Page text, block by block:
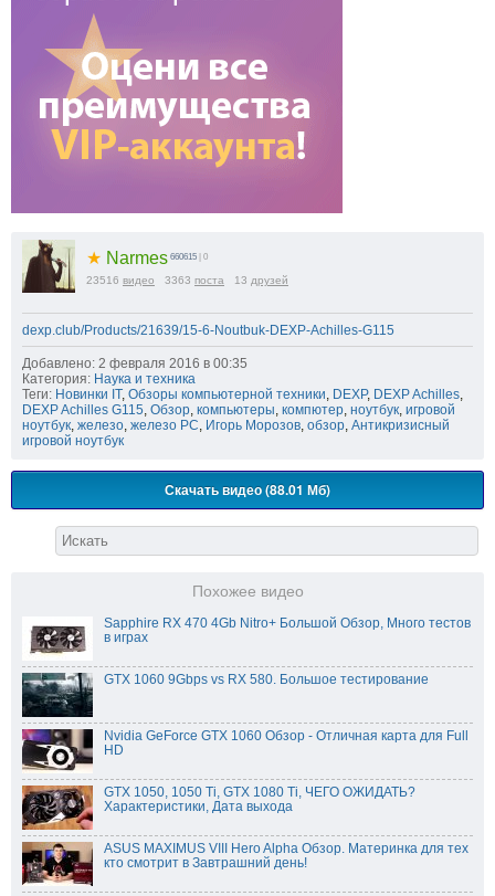
★ Narmes 660615 | 0
23516 видео 3363 поста 13 друзей
dexp.club/Products/21639/15-6-Noutbuk-DEXP-Achilles-G115
Добавлено: 2 февраля 2016 в 00:35
Категория: Наука и техника
Теги: Новинки IT, Обзоры компьютерной техники, DEXP, DEXP Achilles,
DEXP Achilles G115, Обзор, компьютеры, компютер, ноутбук, игровой
ноутбук, железо, железо PC, Игорь Морозов, обзор, Антикризисный
игровой ноутбук
Скачать видео (88.01 Мб)
Похожее видео
Sapphire RX 470 4Gb Nitro+ Большой Обзор, Много тестов
в играх
GTX 1060 9Gbps vs RX 580. Большое тестирование
Nvidia GeForce GTX 1060 Обзор - Отличная карта для Full
HD
GTX 1050, 1050 Ti, GTX 1080 Ti, ЧЕГО ОЖИДАТЬ?
Характеристики, Дата выхода
ASUS MAXIMUS VIII Hero Alpha Обзор. Материнка для тех
кто смотрит в Завтрашний день!